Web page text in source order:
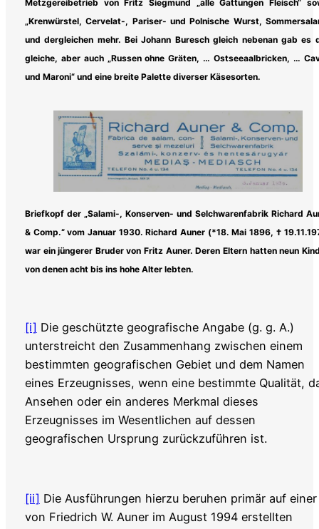
Metzgereibetrieb von Fritz Siegmund „alle Gattungen Fleisch“
„Krenwürstel, Cervelat-, Pariser- und Polnische Wurst,
und dergleichen mehr. Bei Johann Buresch gleich nebenan gab es
gleiche, aber auch „Russen ohne Gräten, … Ostseeaalbricken, …
und Maroni“ und eine breite Palette diverser Käsesorten.
Briefkopf der „Salami-, Konserven- und Selchwarenfabrik Richard
& Comp.“ vom Januar 1930. Richard Auner (*18. Mai 1896, †
war ein jüngerer Bruder von Fritz Auner. Deren Eltern hatten neun
von denen acht bis ins hohe Alter lebten.
[i] Die geschützte geografische Angabe (g. g. A.)
unterstreicht den Zusammenhang zwischen einem
bestimmten geografischen Gebiet und dem Namen
eines Erzeugnisses, wenn eine bestimmte Qualität,
Ansehen oder ein anderes Merkmal dieses
Erzeugnisses im Wesentlichen auf dessen
geografischen Ursprung zurückzuführen ist.
[ii] Die Ausführungen hierzu beruhen primär auf einer
von Friedrich W. Auner im August 1994 erstellten